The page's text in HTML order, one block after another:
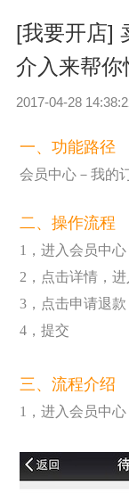
[我要开店]
介入来帮你
2017-04-28
一、功能路径
会员中心－我的
二、操作流程
1，进入会员中
2，点击详情，
3，点击申请退
4，提交
三、流程介绍
1，进入会员中